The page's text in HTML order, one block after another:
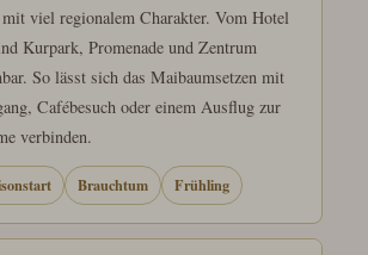
mit viel regionalem Charakter. Vom Hotel
Kurpark, Promenade und Zentrum
So lässt sich das Maibaumsetzen mit
Cafébesuch oder einem Ausflug zur
verbinden.
Brauchtum Frühling